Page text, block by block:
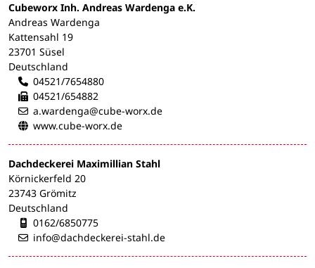
Cubeworx Inh. Andreas Wardenga e.K.
Andreas Wardenga
Kattensahl 19
23701 Süsel
Deutschland
04521/7654880
04521/654882
a.wardenga@cube-worx.de
www.cube-worx.de
Dachdeckerei Maximillian Stahl
Körnickerfeld 20
23743 Grömitz
Deutschland
Mobilnummer:
0162/6850775
info@dachdeckerei-stahl.de